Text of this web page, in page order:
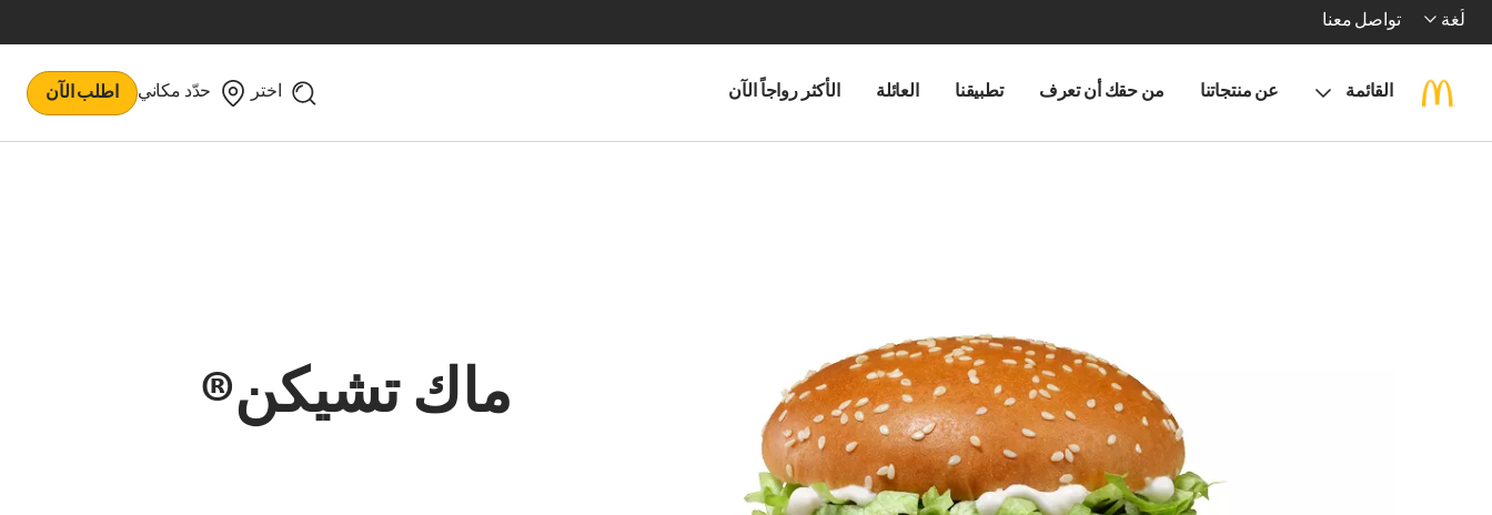
لُغة تواصل معنا
القائمة عن منتجاتنا من حقك أن تعرف تطبيقنا العائلة الأكثر رواجاً الآن اختر حدّد مكاني اطلب الآن
ماك تشيكن®